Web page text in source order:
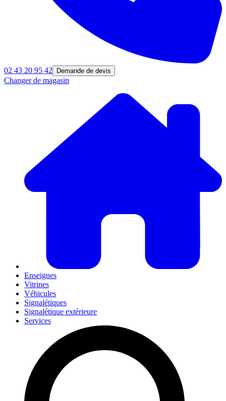
02 43 20 95 42 Demande de devis
Changer de magasin
Enseignes
Vitrines
Véhicules
Signalétiques
Signalétique extérieure
Services